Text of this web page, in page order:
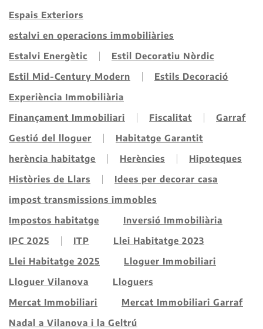
Espais Exteriors
estalvi en operacions immobiliàries
Estalvi Energètic
Estil Decoratiu Nòrdic
Estil Mid-Century Modern
Estils Decoració
Experiència Immobiliària
Finançament Immobiliari
Fiscalitat
Garraf
Gestió del lloguer
Habitatge Garantit
herència habitatge
Herències
Hipoteques
Històries de Llars
Idees per decorar casa
impost transmissions immobles
Impostos habitatge
Inversió Immobiliària
IPC 2025
ITP
Llei Habitatge 2023
Llei Habitatge 2025
Lloguer Immobiliari
Lloguer Vilanova
Lloguers
Mercat Immobiliari
Mercat Immobiliari Garraf
Nadal a Vilanova i la Geltrú